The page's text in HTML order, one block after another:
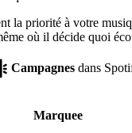
la priorité à votre
où il décide quoi
Campagnes dans
Marquee